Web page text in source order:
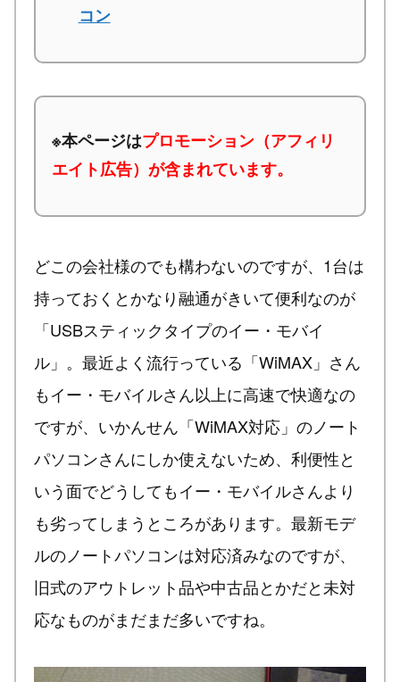
コン
※本ページはプロモーション（アフィリ
エイト広告）が含まれています。
どこの会社様のでも構わないのですが、1台は
持っておくとかなり融通がきいて便利なのが
「USBスティックタイプのイー・モバイ
ル」。最近よく流行っている「WiMAX」さん
もイー・モバイルさん以上に高速で快適なの
ですが、いかんせん「WiMAX対応」のノート
パソコンさんにしか使えないため、利便性と
いう面でどうしてもイー・モバイルさんより
も劣ってしまうところがあります。最新モデ
ルのノートパソコンは対応済みなのですが、
旧式のアウトレット品や中古品とかだと未対
応なものがまだまだ多いですね。